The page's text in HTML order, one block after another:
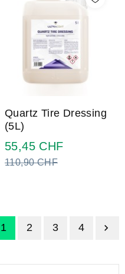
Quartz Tire Dressing
(5L)
55,45 CHFPrezzo
110,90 CHF
1 2 3 4 